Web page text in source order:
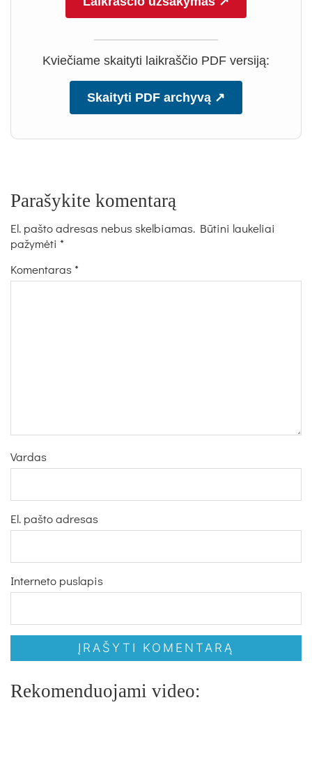
Kviečiame skaityti laikraščio PDF versiją:
Skaityti PDF archyvą ↗
Parašykite komentarą
El. pašto adresas nebus skelbiamas. Būtini laukeliai
pažymėti *
Komentaras*
Vardas
El. pašto adresas
Interneto puslapis
Rekomenduojami video: